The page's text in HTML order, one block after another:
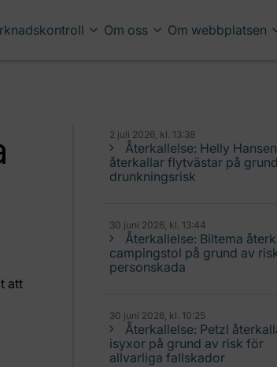
Om oss Om webbplatsen
att
2 juli 2026, kl. 13:38
Återkallelse: Helly Hansen
återkallar flytvästar på
drunkningsrisk
30 juni 2026, kl. 13:44
Återkallelse: Biltema
campingstol på grund av
personskada
30 juni 2026, kl. 10:25
Återkallelse: Petzl
isyxor på grund av risk för
allvarliga fallskador